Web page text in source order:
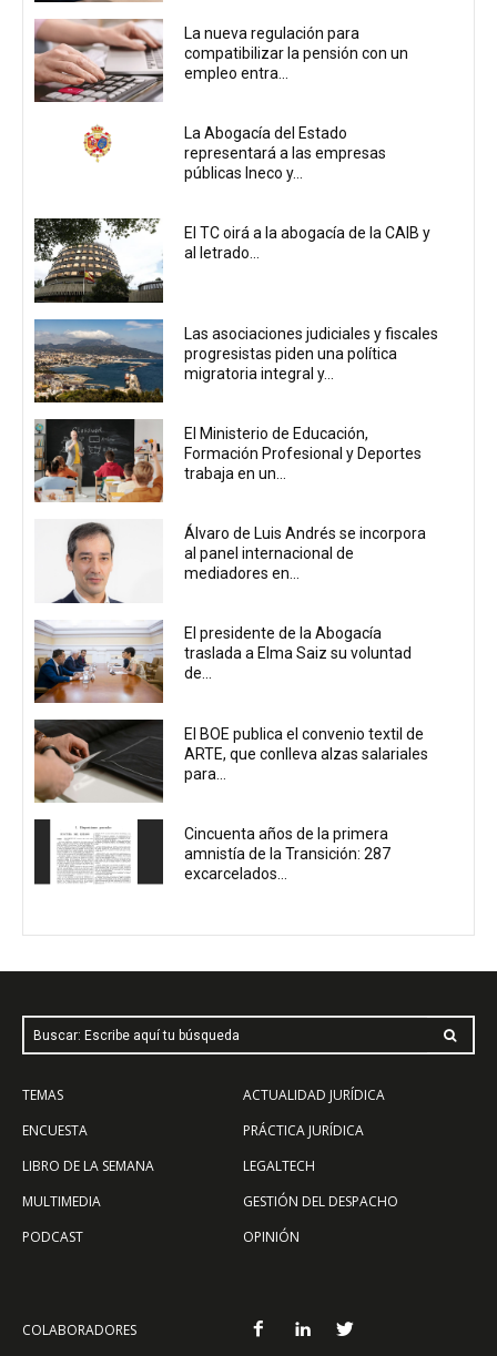
La nueva regulación para
compatibilizar la pensión con un
empleo entra...
La Abogacía del Estado
representará a las empresas
públicas Ineco y...
El TC oirá a la abogacía de la CAIB y
al letrado...
Las asociaciones judiciales y fiscales
progresistas piden una política
migratoria integral y...
El Ministerio de Educación,
Formación Profesional y Deportes
trabaja en un...
Álvaro de Luis Andrés se incorpora
al panel internacional de
mediadores en...
El presidente de la Abogacía
traslada a Elma Saiz su voluntad
de...
El BOE publica el convenio textil de
ARTE, que conlleva alzas salariales
para...
Cincuenta años de la primera
amnistía de la Transición: 287
excarcelados...
Buscar: Escribe aquí tu búsqueda
TEMAS
ENCUESTA
LIBRO DE LA SEMANA
MULTIMEDIA
PODCAST
ACTUALIDAD JURÍDICA
PRÁCTICA JURÍDICA
LEGALTECH
GESTIÓN DEL DESPACHO
OPINIÓN
COLABORADORES